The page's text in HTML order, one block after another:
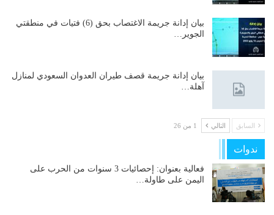
بيان إدانة جريمة الاغتصاب بحق (6) فتيات في منطقتي
الجوير…
بيان إدانة جريمة قصف طيران العدوان السعودي لمنازل
آهلة…
السابق التالي 1 من 26
ندوات
فعالية بعنوان: إحصائيات 3 سنوات من الحرب على
اليمن على طاولة…